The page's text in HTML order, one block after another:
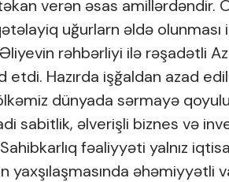
verən əsas amillərdəndir.
uğurlarn əldə olunması
rəhbərliyi ilə rəşadətli
etdi. Hazırda işğaldan azad
dünyada sərmayə
sabitlik, əlverişli biznes və
fəaliyyəti yalnız
yaxşılaşmasında əhəmiyyətli